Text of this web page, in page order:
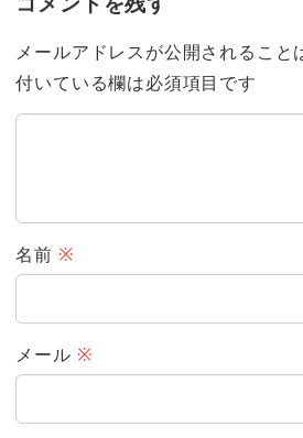
メールアドレスが公開されること
付いている欄は必須項目です
名前 ※
メール ※